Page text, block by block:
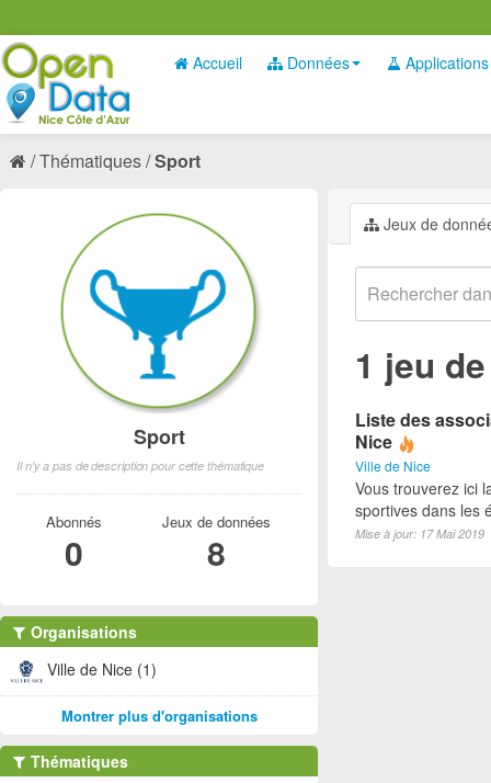
Accueil Données Applications
Thématiques Sport
Jeux de
1 jeu
Liste des
Nice
Ville de Nice
Vous trouverez ici
sportives dans les
Mise à jour: 17 Mai 2019
Sport
Il n'y a pas de description pour cette thématique
Abonnés
0
Jeux de données
8
Organisations
Ville de Nice (1)
Montrer plus d'organisations
Thématiques